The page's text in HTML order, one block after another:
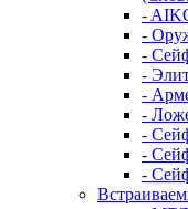
-
-
-
-
-
-
-
-
-